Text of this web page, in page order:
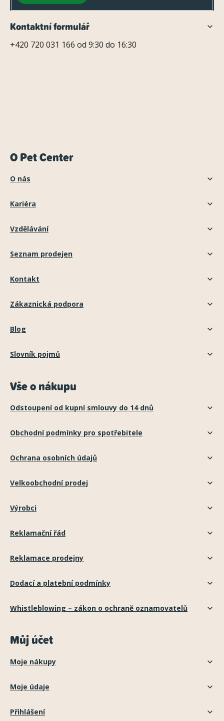
Kontaktní formulář
+420 720 031 166 od 9:30 do 16:30
O Pet Center
O nás
Kariéra
Vzdělávání
Seznam prodejen
Kontakt
Zákaznická podpora
Blog
Slovník pojmů
Vše o nákupu
Odstoupení od kupní smlouvy do 14 dnů
Obchodní podmínky pro spotřebitele
Ochrana osobních údajů
Velkoobchodní prodej
Výrobci
Reklamační řád
Reklamace prodejny
Dodací a platební podmínky
Whistleblowing – zákon o ochraně oznamovatelů
Můj účet
Moje nákupy
Moje údaje
Přihlášení